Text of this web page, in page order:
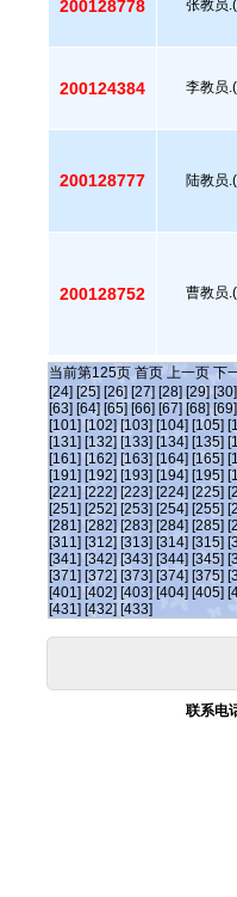
200128778 张教员
200124384 李教员
200128777 陆教员
200128752 曹教员
当前第125页 首页 上一页 下
[24] [25] [26] [27] [28] [29] [30]
[63] [64] [65] [66] [67] [68] [69]
[101] [102] [103] [104] [105]
[131] [132] [133] [134] [135]
[161] [162] [163] [164] [165]
[191] [192] [193] [194] [195]
[221] [222] [223] [224] [225]
[251] [252] [253] [254] [255]
[281] [282] [283] [284] [285]
[311] [312] [313] [314] [315]
[341] [342] [343] [344] [345]
[371] [372] [373] [374] [375]
[401] [402] [403] [404] [405]
[431] [432] [433]
联系电